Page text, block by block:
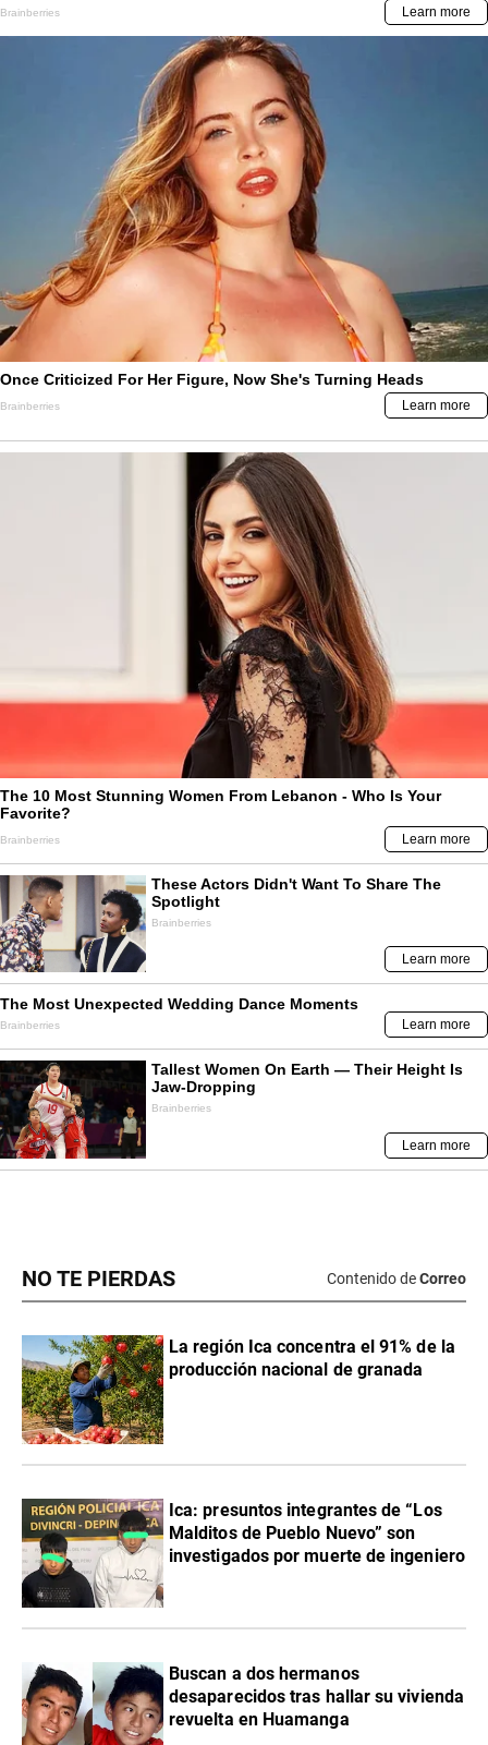
NO TE PIERDAS Contenido deCorreo
La región Ica concentra el 91% de la
producción nacional de granada
Ica: presuntos integrantes de “Los
Malditos de Pueblo Nuevo” son
investigados por muerte de ingeniero
Buscan a dos hermanos
desaparecidos tras hallar su vivienda
revuelta en Huamanga